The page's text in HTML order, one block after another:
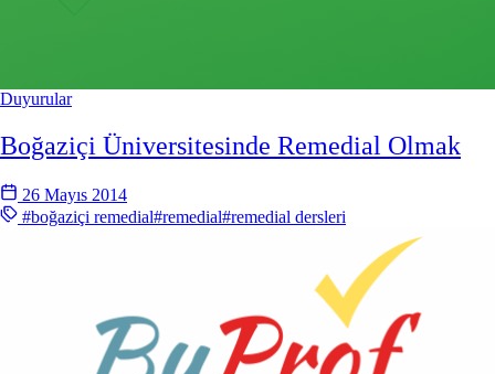
Duyurular
Boğaziçi Üniversitesinde Remedial Olmak
26 Mayıs 2014
#boğaziçi remedial#remedial#remedial dersleri